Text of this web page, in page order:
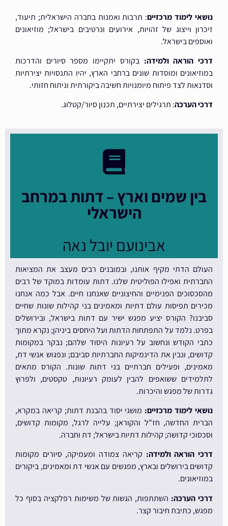
נושאי לימוד מרכזיים: תרבות ואמנות בחברה הישראלית; תיעוד,
זיכרון וייצוג של זהויות, אירועים ונרטיבים בישראל; מוזיאונים
ואוספים בישראל.
דרכי הוראה ולמידה:בקורס יתקיימו מספר סיורים והדרכות
במוזיאונים ומוסדות שונים ברחבי הארץ, יהיו התנסויות יצירתיות
וסדנאות לצד פיתוח מיומנויות חשיבה ביקורתית וניתוח חזותי.
דרכי הערכה: תרגילים יצירתיים, תכנון סיור/קטלוג.
בין שמים וארץ – דתות במרחב
הישראלי
אבינועם יובל נאה
העולם הדתי מקיף אותנו, ובמובנים רבים מעצב את המציאות
החברתית ואפילו הפוליטית שלנו. דתות עומדות במוקד של רבים
מהסכסוכים הפנימיים והחיצוניים שאנחנו חיים. אבל כמה אנחנו
מכירים תפיסות עולם דתיות ומאמינים בני קהילות שונות שחיים
סביבנו? הקורס יציע מפגש ישיר עם דתות בישראל, ובירושלים
בפרט. נלמד על התפתחות הדתות ועל היחסים ביניהן; נקרא מתוך
כתבי הקודש ונחשוב על רעיונות היסוד שלהם; נבקר במקומות
קדושים, ונבין את הדינמיקות החברתיות סביבם; ונפגוש אנשי דת,
מאמינים, ופעילים חברתיים בני דתות שונות. הקורס מתאים
לתלמידים ששואפים להבין לעומק רעיונות, טקסטים, ולפרוץ
גדרות של מפגש והיכרות.
נושאי לימוד מרכזיים: מושגי יסוד בהבנת דתות; קריאה במקרא,
הברית החדשה, חז”ל והקוראן; עלייה לרגל, מקומות קדושים,
וסכסוכי קדושה; קהילות דתיות בישראל; דת וחברה.
דרכי הוראה ולמידה: קריאה צמודה ומעמיקה, סיורים מקומות
קדושים בירושלים ובארץ, מפגשים עם אנשי דת ומאמינים, ביקורים
במוזיאונים.
דרכי הערכה: השתתפות, הגשות של משימות רפלקציה בסוף כל
מפגש, כתיבת חיבור קצר.